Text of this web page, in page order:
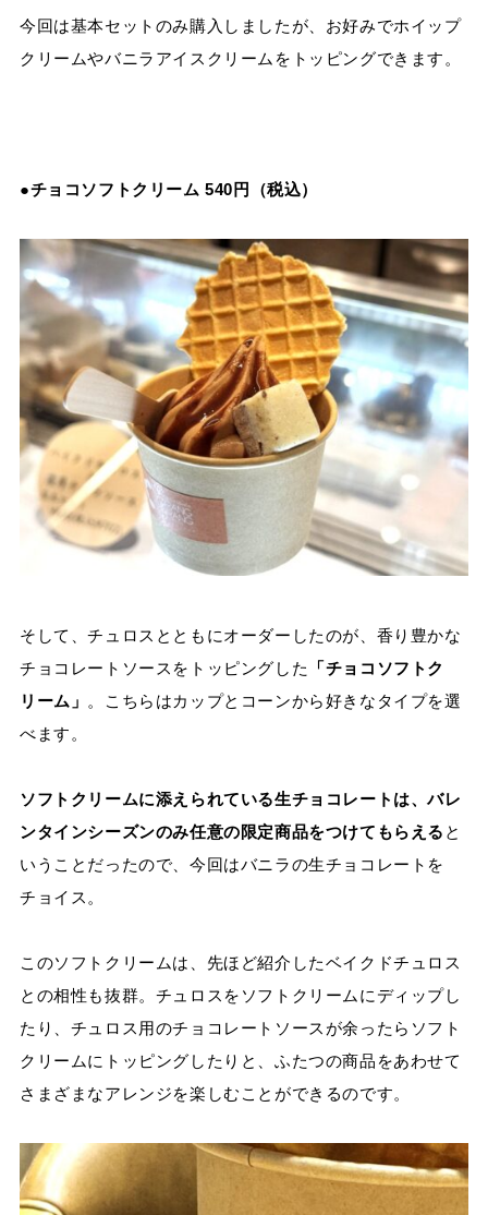
今回は基本セットのみ購入しましたが、お好みでホイップ
クリームやバニラアイスクリームをトッピングできます。
●チョコソフトクリーム 540円（税込）
そして、チュロスとともにオーダーしたのが、香り豊かな
チョコレートソースをトッピングした
「チョコソフトク
リーム」 。こちらはカップとコーンから好きなタイプを選
べます。
ソフトクリームに添えられている生チョコレートは、バレ
ンタインシーズンのみ任意の限定商品をつけてもらえる と
いうことだったので、今回はバニラの生チョコレートを
チョイス。
このソフトクリームは、先ほど紹介したベイクドチュロス
との相性も抜群。チュロスをソフトクリームにディップし
たり、チュロス用のチョコレートソースが余ったらソフト
クリームにトッピングしたりと、ふたつの商品をあわせて
さまざまなアレンジを楽しむことができるのです。